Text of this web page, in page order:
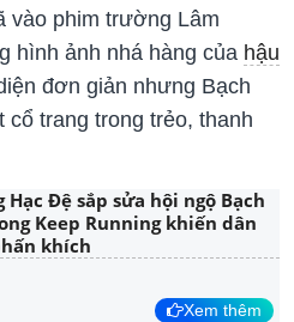
vào phim trường Lâm
hình ảnh nhá hàng của hậu
đơn giản nhưng Bạch
cổ trang trong trẻo, thanh
Hạc Đệ sắp sửa hội ngộ Bạch
Keep Running khiến dân
khích
Xem thêm